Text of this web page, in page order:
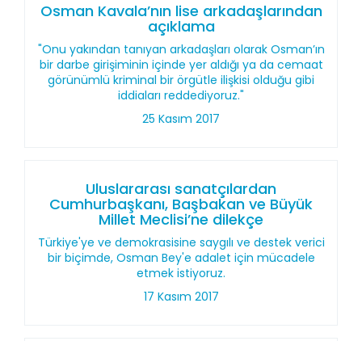
Osman Kavala’nın lise arkadaşlarından
açıklama
"Onu yakından tanıyan arkadaşları olarak Osman’ın
bir darbe girişiminin içinde yer aldığı ya da cemaat
görünümlü kriminal bir örgütle ilişkisi olduğu gibi
iddiaları reddediyoruz."
25 Kasım 2017
Uluslararası sanatçılardan
Cumhurbaşkanı, Başbakan ve Büyük
Millet Meclisi’ne dilekçe
Türkiye'ye ve demokrasisine saygılı ve destek verici
bir biçimde, Osman Bey'e adalet için mücadele
etmek istiyoruz.
17 Kasım 2017